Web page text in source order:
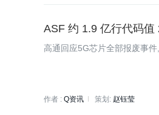
ASF 约 1.9 亿行代码
高通回应5G芯片全部报废事
作者 : Q资讯 策划: 赵钰莹